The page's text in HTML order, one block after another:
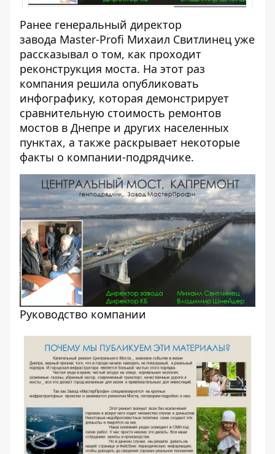
Ранее генеральный директор
завода Master-Profi Михаил Свитлинец уже
рассказывал о том, как проходит
реконструкция моста. На этот раз
компания решила опубликовать
инфографику, которая демонстрирует
сравнительную стоимость ремонтов
мостов в Днепре и других населенных
пунктах, а также раскрывает некоторые
факты о компании-подрядчике.
Руководство компании